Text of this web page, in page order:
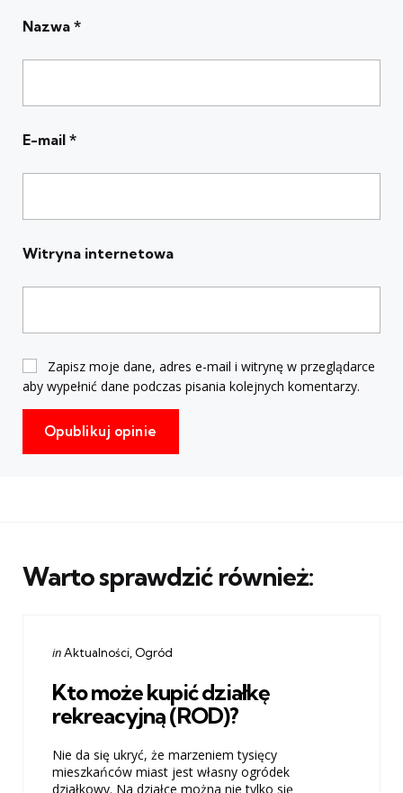
Nazwa *
E-mail *
Witryna internetowa
Zapisz moje dane, adres e-mail i witrynę w przeglądarce
aby wypełnić dane podczas pisania kolejnych komentarzy.
Warto sprawdzić również:
Categories
Posted
inAktualności Ogród
Kto może kupić działkę
rekreacyjną (ROD)?
Nie da się ukryć, że marzeniem tysięcy
mieszkańców miast jest własny ogródek
działkowy. Na działce można nie tylko się